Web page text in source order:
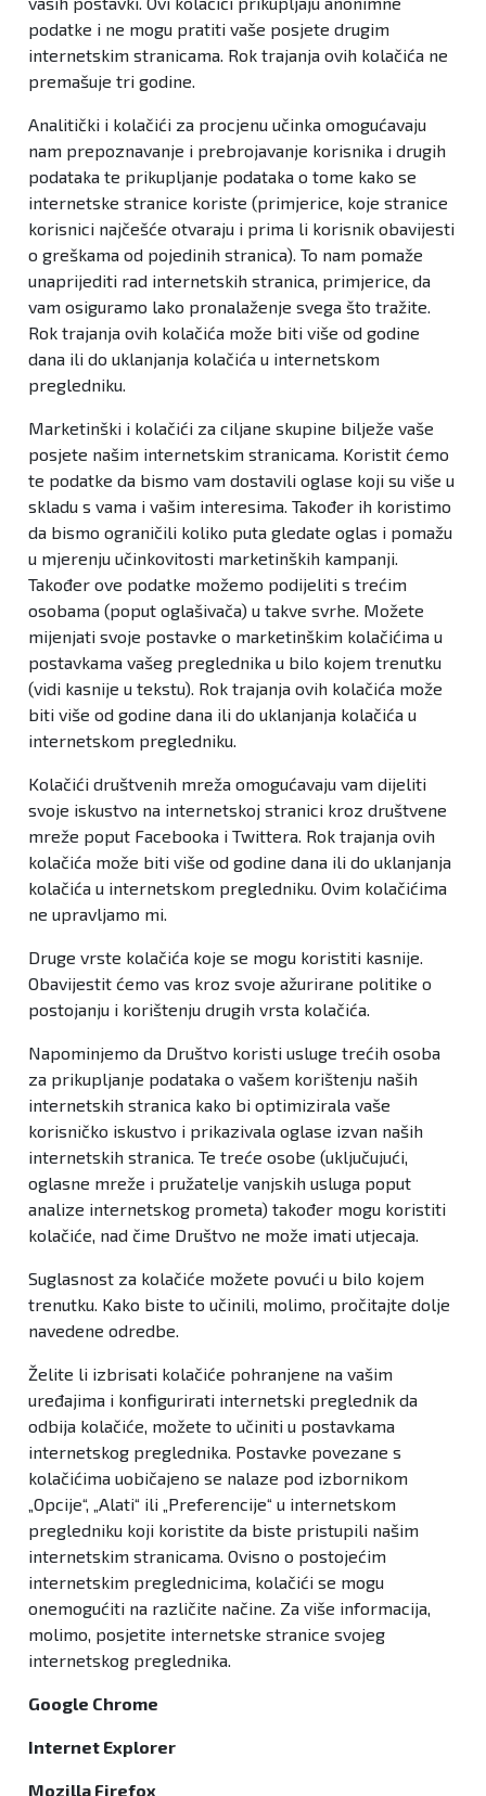
podatke i ne mogu pratiti vaše posjete drugim
internetskim stranicama. Rok trajanja ovih kolačića ne
premašuje tri godine.
Analitički i kolačići za procjenu učinka omogućavaju
nam prepoznavanje i prebrojavanje korisnika i drugih
podataka te prikupljanje podataka o tome kako se
internetske stranice koriste (primjerice, koje stranice
korisnici najčešće otvaraju i prima li korisnik obavijesti
o greškama od pojedinih stranica). To nam pomaže
unaprijediti rad internetskih stranica, primjerice, da
vam osiguramo lako pronalaženje svega što tražite.
Rok trajanja ovih kolačića može biti više od godine
dana ili do uklanjanja kolačića u internetskom
pregledniku.
Marketinški i kolačići za ciljane skupine bilježe vaše
posjete našim internetskim stranicama. Koristit ćemo
te podatke da bismo vam dostavili oglase koji su više u
skladu s vama i vašim interesima. Također ih koristimo
da bismo ograničili koliko puta gledate oglas i pomažu
u mjerenju učinkovitosti marketinških kampanji.
Također ove podatke možemo podijeliti s trećim
osobama (poput oglašivača) u takve svrhe. Možete
mijenjati svoje postavke o marketinškim kolačićima u
postavkama vašeg preglednika u bilo kojem trenutku
(vidi kasnije u tekstu). Rok trajanja ovih kolačića može
biti više od godine dana ili do uklanjanja kolačića u
internetskom pregledniku.
Kolačići društvenih mreža omogućavaju vam dijeliti
svoje iskustvo na internetskoj stranici kroz društvene
mreže poput Facebooka i Twittera. Rok trajanja ovih
kolačića može biti više od godine dana ili do uklanjanja
kolačića u internetskom pregledniku. Ovim kolačićima
ne upravljamo mi.
Druge vrste kolačića koje se mogu koristiti kasnije.
Obavijestit ćemo vas kroz svoje ažurirane politike o
postojanju i korištenju drugih vrsta kolačića.
Napominjemo da Društvo koristi usluge trećih osoba
za prikupljanje podataka o vašem korištenju naših
internetskih stranica kako bi optimizirala vaše
korisničko iskustvo i prikazivala oglase izvan naših
internetskih stranica. Te treće osobe (uključujući,
oglasne mreže i pružatelje vanjskih usluga poput
analize internetskog prometa) također mogu koristiti
kolačiće, nad čime Društvo ne može imati utjecaja.
Suglasnost za kolačiće možete povući u bilo kojem
trenutku. Kako biste to učinili, molimo, pročitajte dolje
navedene odredbe.
Želite li izbrisati kolačiće pohranjene na vašim
uređajima i konfigurirati internetski preglednik da
odbija kolačiće, možete to učiniti u postavkama
internetskog preglednika. Postavke povezane s
kolačićima uobičajeno se nalaze pod izbornikom
„Opcije“, „Alati“ ili „Preferencije“ u internetskom
pregledniku koji koristite da biste pristupili našim
internetskim stranicama. Ovisno o postojećim
internetskim preglednicima, kolačići se mogu
onemogućiti na različite načine. Za više informacija,
molimo, posjetite internetske stranice svojeg
internetskog preglednika.
Google Chrome
Internet Explorer
Mozilla Firefox